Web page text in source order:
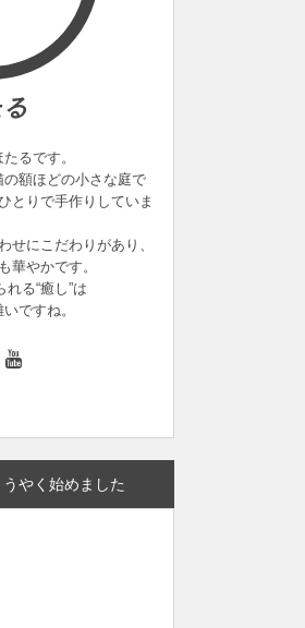
るです。
額ほどの小さな庭で
とりで手作りしていま
せにこだわりがあり、
華やかです。
る“癒し”は
ですね。
やく始めました